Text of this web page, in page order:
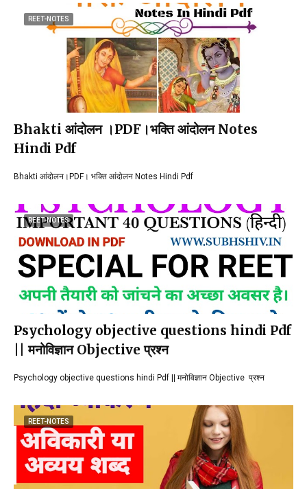
REET-NOTES
Bhakti आंदोलन ।PDF।भक्ति आंदोलन Notes
Hindi Pdf
Bhakti आंदोलन।PDF। भक्ति आंदोलन Notes Hindi Pdf
REET-NOTES
Psychology objective questions hindi Pdf
|| मनोविज्ञान Objective प्रश्न
Psychology objective questions hindi Pdf || मनोविज्ञान Objective प्रश्न
REET-NOTES